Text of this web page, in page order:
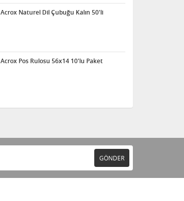
Acrox Naturel Dil Çubuğu Kalın 50'li
Acrox Pos Rulosu 56x14 10'lu Paket
GÖNDER